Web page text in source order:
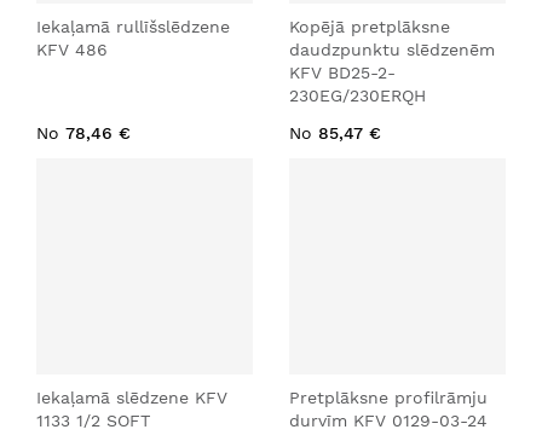
Iekaļamā rullīšslēdzene
KFV 486
No 78,46 €
Kopējā pretplāksne
daudzpunktu slēdzenēm
KFV BD25-2-
230EG/230ERQH
No 85,47 €
Iekaļamā slēdzene KFV
1133 1/2 SOFT
Pretplāksne profilrāmju
durvīm KFV 0129-03-24